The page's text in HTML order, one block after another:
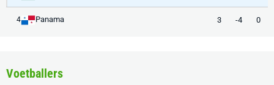
4 Panama 3 -4 0
Voetballers